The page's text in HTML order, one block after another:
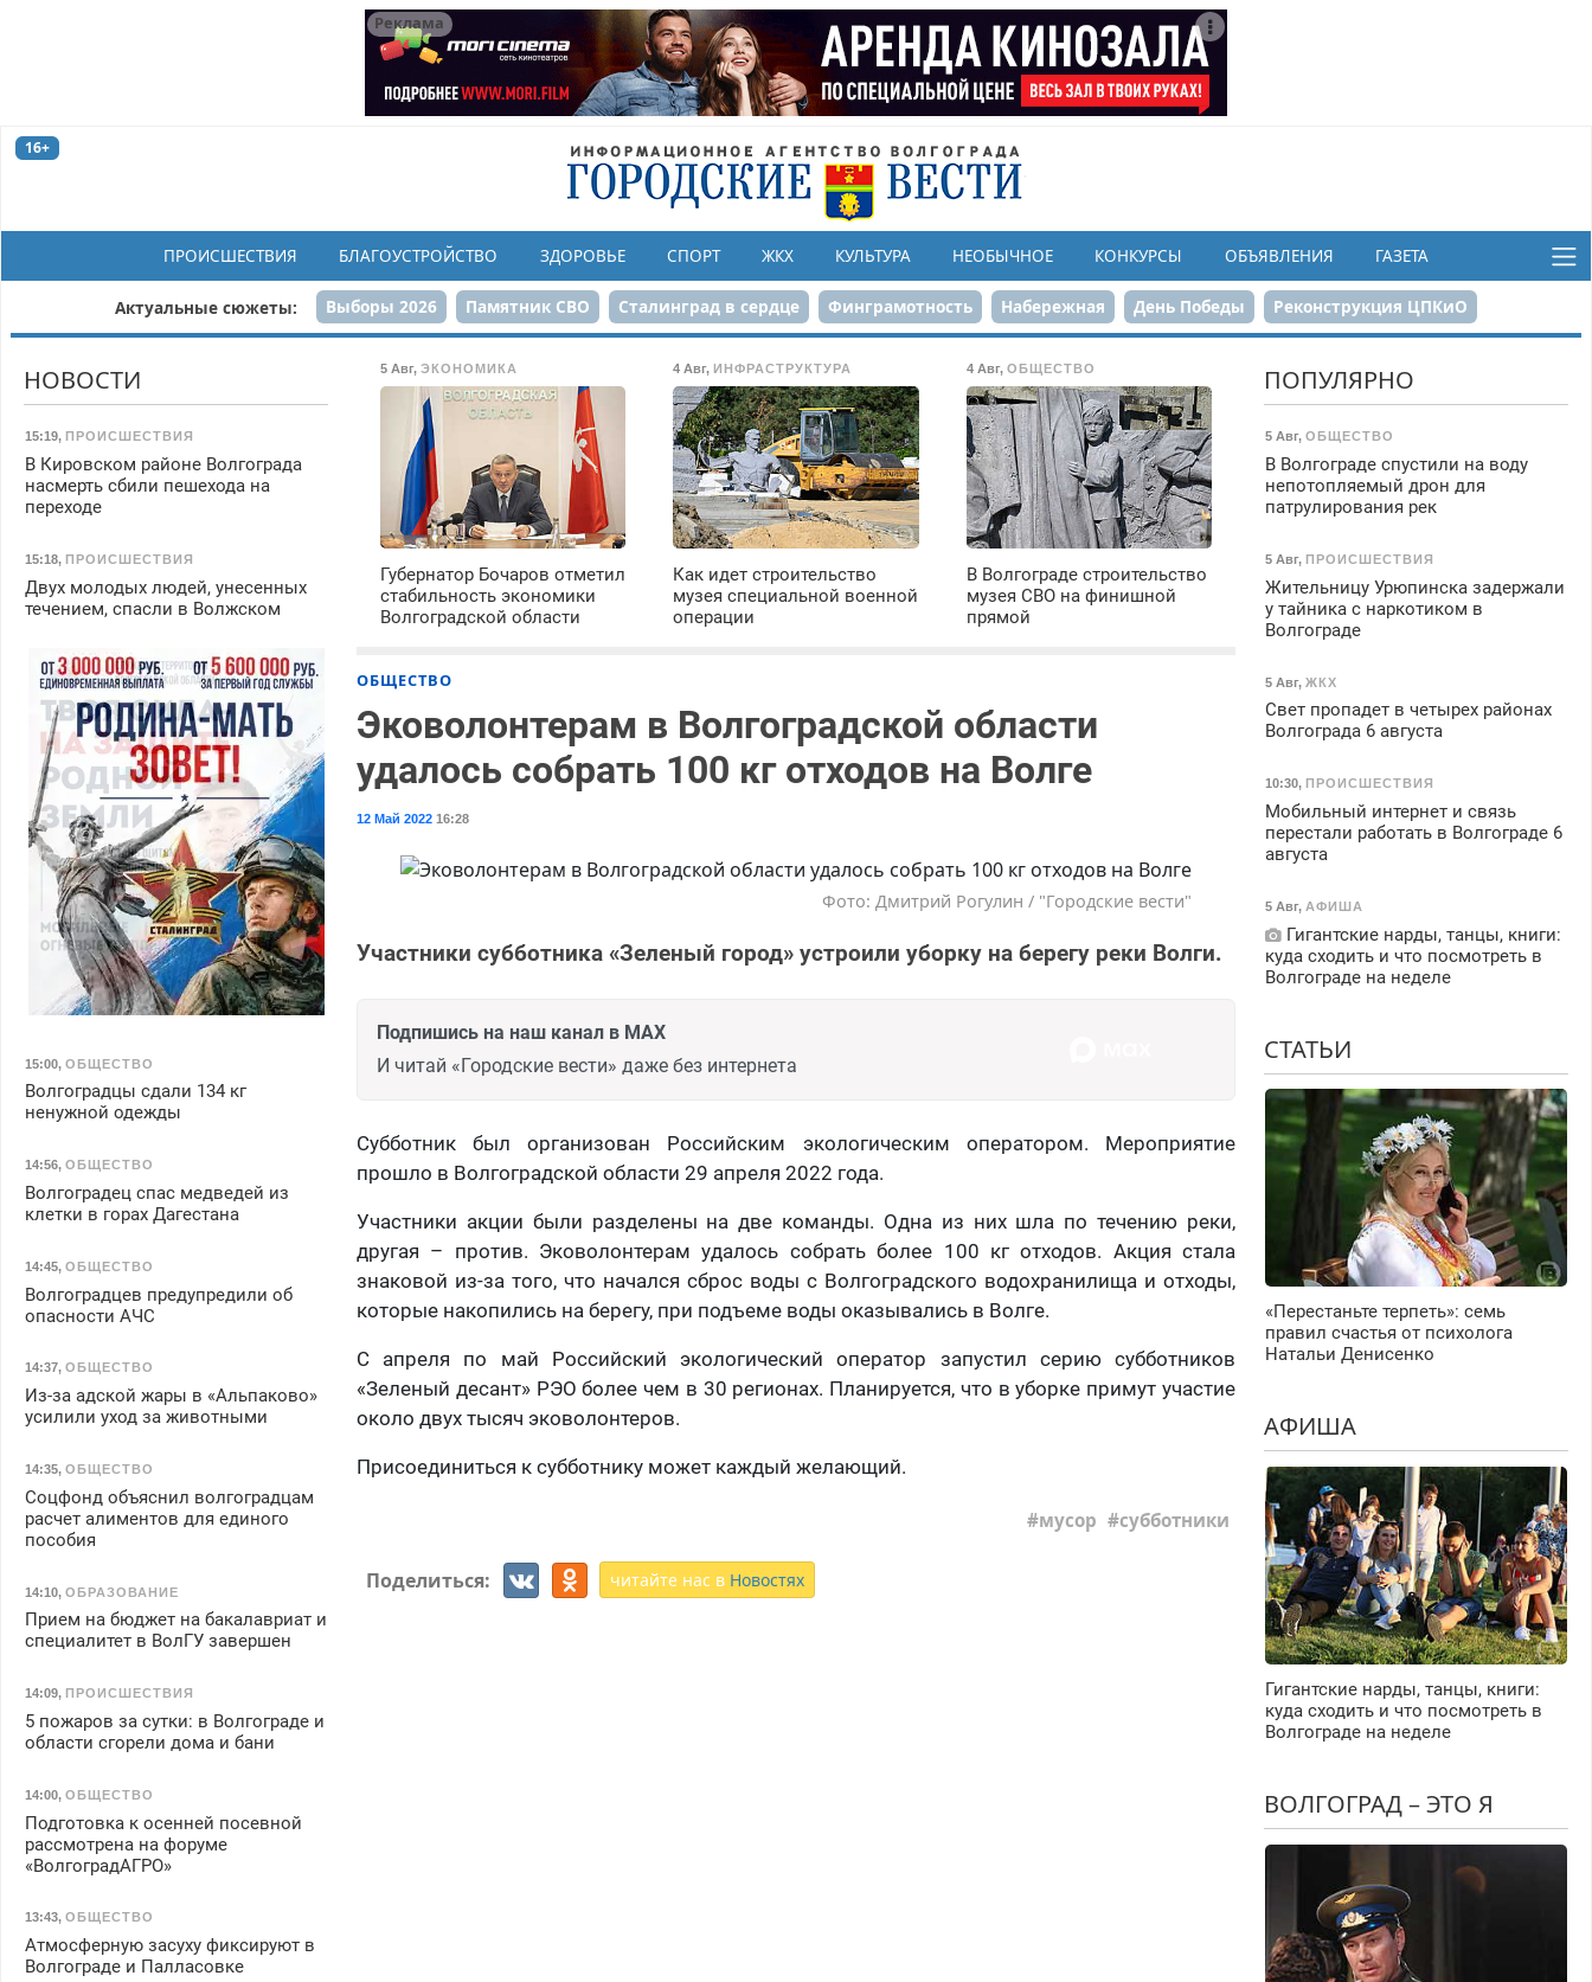
Реклама
16+
ПРОИСШЕСТВИЯ БЛАГОУСТРОЙСТВО ЗДОРОВЬЕ СПОРТ ЖКХ КУЛЬТУРА НЕОБЫЧНОЕ КОНКУРСЫ ОБЪЯВЛЕНИЯ ГАЗЕТА
Актуальные сюжеты: Выборы 2026 Памятник СВО Сталинград в сердце Финграмотность Набережная День Победы Реконструкция ЦПКиО
80-летие Победы Парк Героев-летчиков
5 Авг,ЭКОНОМИКА
Губернатор Бочаров отметил
стабильность экономики
Волгоградской области
4 Авг, ИНФРАСТРУКТУРА
Как идет строительство
музея специальной военной
операции
4 Авг, ОБЩЕСТВО
В Волгограде строительство
музея СВО на финишной
прямой
ОБЩЕСТВО
Эковолонтерам в Волгоградской области
удалось собрать 100 кг отходов на Волге
12 Май 2022 16:28
Фото: Дмитрий Рогулин / "Городские вести"
Участники субботника «Зеленый город» устроили уборку на берегу реки Волги.
Подпишись на наш канал в MAX
И читай «Городские вести» даже без интернета
Субботник был организован Российским экологическим оператором. Мероприятие
прошло в Волгоградской области 29 апреля 2022 года.
Участники акции были разделены на две команды. Одна из них шла по течению реки,
другая – против. Эковолонтерам удалось собрать более 100 кг отходов. Акция стала
знаковой из-за того, что начался сброс воды с Волгоградского водохранилища и отходы,
которые накопились на берегу, при подъеме воды оказывались в Волге.
С апреля по май Российский экологический оператор запустил серию субботников
«Зеленый десант» РЭО более чем в 30 регионах. Планируется, что в уборке примут участие
около двух тысяч эковолонтеров.
Присоединиться к субботнику может каждый желающий.
мусор субботники
Поделиться: читайте нас в Новостях
НОВОСТИ
15:19, ПРОИСШЕСТВИЯ
В Кировском районе Волгограда
насмерть сбили пешехода на
переходе
15:18, ПРОИСШЕСТВИЯ
Двух молодых людей, унесенных
течением, спасли в Волжском
15:00, ОБЩЕСТВО
Волгоградцы сдали 134 кг
ненужной одежды
14:56, ОБЩЕСТВО
Волгоградец спас медведей из
клетки в горах Дагестана
14:45, ОБЩЕСТВО
Волгоградцев предупредили об
опасности АЧС
14:37, ОБЩЕСТВО
Из-за адской жары в «Альпаково»
усилили уход за животными
14:35, ОБЩЕСТВО
Соцфонд объяснил волгоградцам
расчет алиментов для единого
пособия
14:10, ОБРАЗОВАНИЕ
Прием на бюджет на бакалавриат и
специалитет в ВолГУ завершен
14:09, ПРОИСШЕСТВИЯ
5 пожаров за сутки: в Волгограде и
области сгорели дома и бани
14:00, ОБЩЕСТВО
Подготовка к осенней посевной
рассмотрена на форуме
«ВолгоградАГРО»
13:43, ОБЩЕСТВО
Атмосферную засуху фиксируют в
Волгограде и Палласовке
ПОПУЛЯРНО
5 Авг, ОБЩЕСТВО
В Волгограде спустили на воду
непотопляемый дрон для
патрулирования рек
5 Авг, ПРОИСШЕСТВИЯ
Жительницу Урюпинска задержали
у тайника с наркотиком в
Волгограде
5 Авг, ЖКХ
Свет пропадет в четырех районах
Волгограда 6 августа
10:30, ПРОИСШЕСТВИЯ
Мобильный интернет и связь
перестали работать в Волгограде 6
августа
5 Авг, АФИША
Гигантские нарды, танцы, книги:
куда сходить и что посмотреть в
Волгограде на неделе
СТАТЬИ
«Перестаньте терпеть»: семь
правил счастья от психолога
Натальи Денисенко
АФИША
Гигантские нарды, танцы, книги:
куда сходить и что посмотреть в
Волгограде на неделе
ВОЛГОГРАД – ЭТО Я